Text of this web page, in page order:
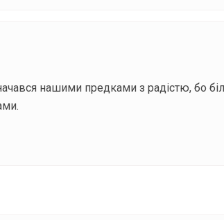
нашими предками з радістю, бо